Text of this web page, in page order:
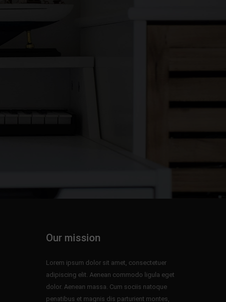
Our mission
Lorem ipsum dolor sit amet, consectetuer
adipiscing elit. Aenean commodo ligula eget
dolor. Aenean massa. Cum sociis natoque
penatibus et magnis dis parturient montes,